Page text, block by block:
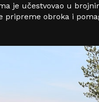
je učestvovao u
obroka i